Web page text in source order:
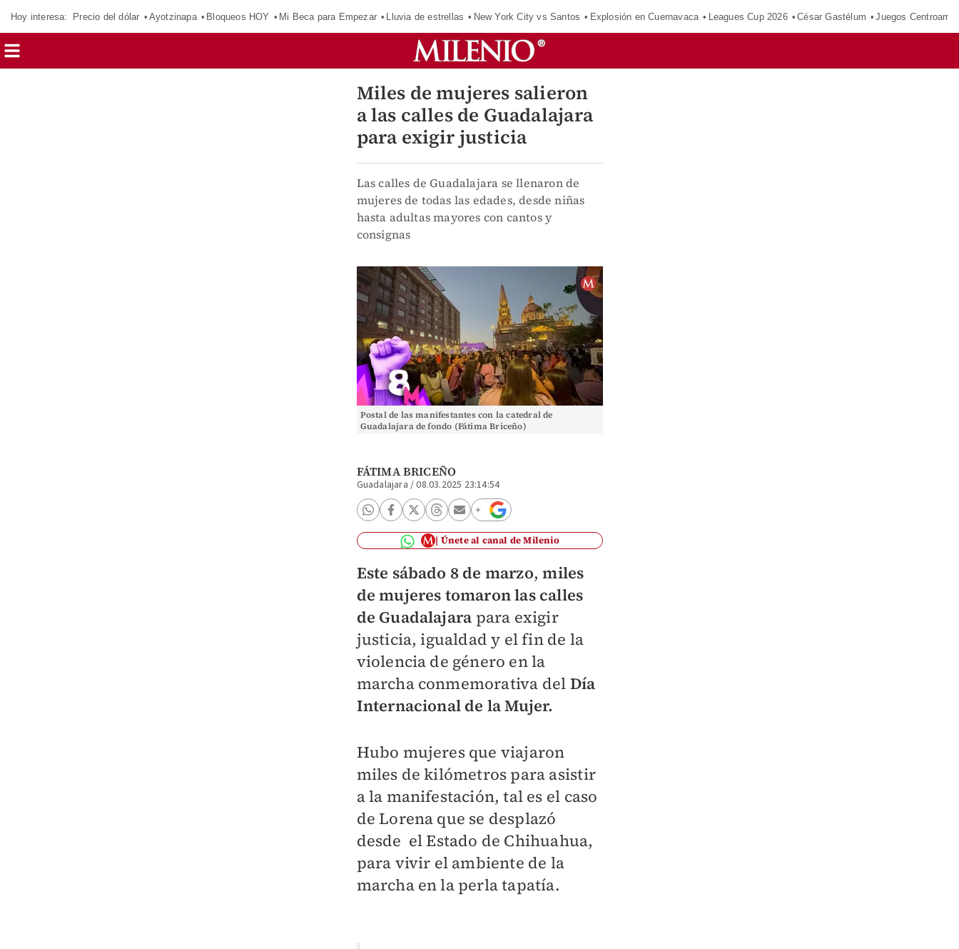
Hoy interesa: Precio del dólar Ayotzinapa Bloqueos HOY Mi Beca para Empezar Lluvia de estrellas New York City vs Santos Explosión en Cuernavaca Leagues Cup 2026 César Gastélum Juegos
Miles de mujeres salieron
a las calles de Guadalajara
para exigir justicia
Las calles de Guadalajara se llenaron de
mujeres de todas las edades, desde niñas
hasta adultas mayores con cantos y
consignas
Postal de las manifestantes con la catedral de
Guadalajara de fondo (Fátima Briceño)
FÁTIMA BRICEÑO
Guadalajara /08.03.2025 23:14:54
Únete al canal de Milenio
Este sábado 8 de marzo,miles
de mujeres tomaron las calles
de Guadalajara para exigir
justicia, igualdad y el fin de la
violencia de género en la
marcha conmemorativa del Día
Internacional de la Mujer.
Hubo mujeres que viajaron
miles de kilómetros para asistir
a la manifestación, tal es el caso
de Lorena que se desplazó
desde el Estado de Chihuahua,
para vivir el ambiente de la
marcha en la perla tapatía.